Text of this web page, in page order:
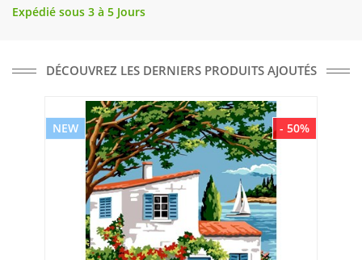
Expédié sous 3 à 5 Jours
DÉCOUVREZ LES DERNIERS PRODUITS AJOUTÉS
- 50%
NEW